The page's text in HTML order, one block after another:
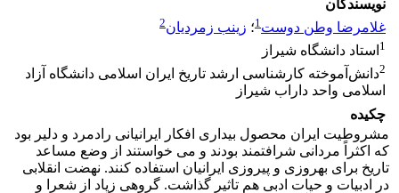
نویسندگان
غلامرضا وطن دوست1؛ زینب زمردیان2
1 استاد دانشگاه شیراز
2دانش‌آموخته کارشناسی ارشد تاریخ ایران اسلامی دانشگاه آزاد
اسلامی واحد داراب شیراز
چکیده
مشروطیت ایران محصول بیداری افکار ایرانیانی رادمرد و دلیر بود
که اکثراً مردانی شرافتمند بودند و می خواستند از وضع مساعد
تاریخ برای بهروزی و پیروزی ایرانیان استفاده کنند. نهضت انقلابی
در ادبیات و حیات ادبی هم تاثیر گذاشت. گروهی زیاد از شعرا و